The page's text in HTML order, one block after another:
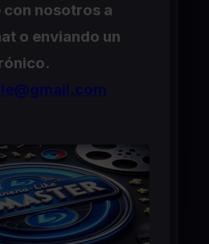
nosotros a
o enviando un